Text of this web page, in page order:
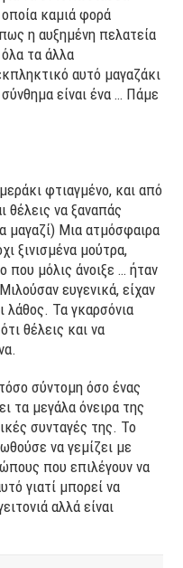
οποία καμιά φορά
η αυξημένη πελατεία
όλα τα άλλα
αυτό μαγαζάκι
είναι ένα … Πάμε
φτιαγμένο, και από
να ξαναπάς
μαγαζί) Μια ατμόσφαιρα
ξινισμένα μούτρα,
μόλις άνοιξε … ήταν
ευγενικά, είχαν
λάθος. Τα γκαρσόνια
θέλεις και να
σύντομη όσο ένας
τα μεγάλα όνειρα της
συνταγές της. Το
να γεμίζει με
που επιλέγουν να
γιατί μπορεί να
αλλά είναι